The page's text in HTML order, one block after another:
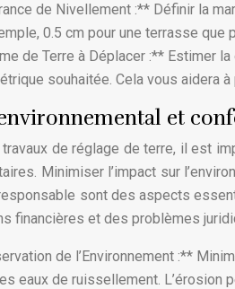
de Nivellement :** Définir la
0.5 cm pour une terrasse que
de Terre à Déplacer :** Estimer
souhaitée. Cela vous aidera
et
de réglage de terre, il est
Minimiser l’impact sur
sont des aspects
financières et des problèmes
de l’Environnement :**
eaux de ruissellement.